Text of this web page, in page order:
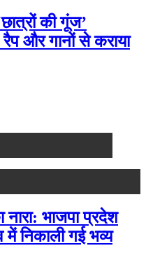
की गूंज’
और गानों से कराया
भाजपा प्रदेश
निकाली गई भव्य